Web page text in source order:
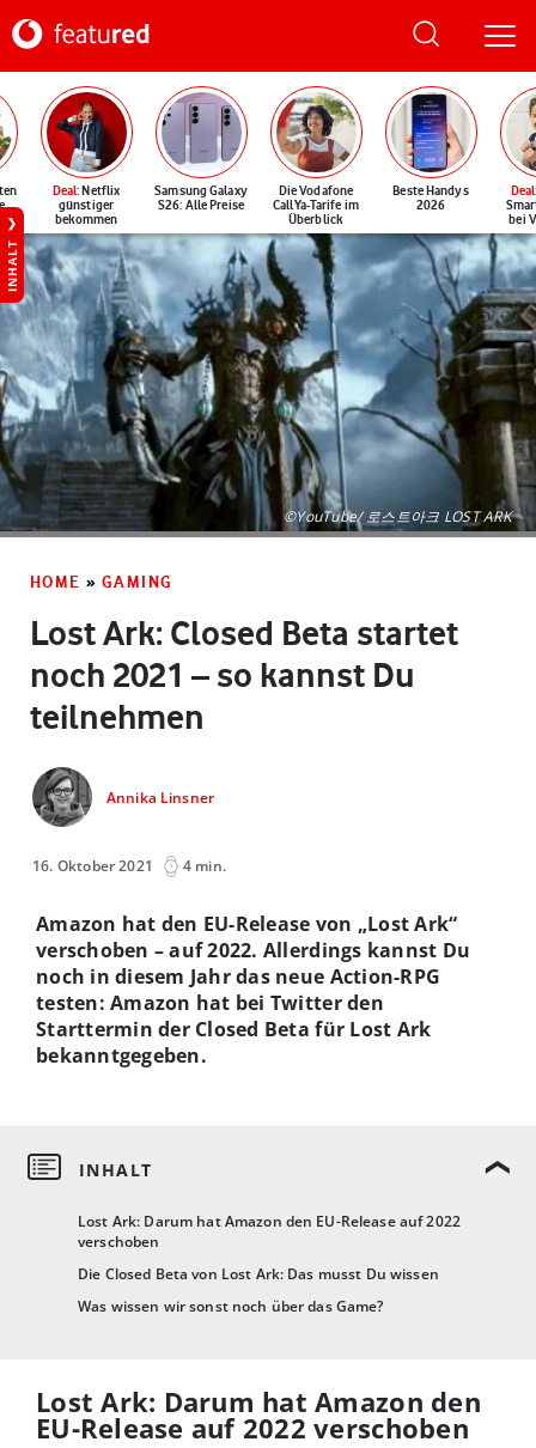
Deal: Netflix
günstiger
bekommen
Samsung Galaxy
S26: Alle Preise
Die Vodafone
CallYa-Tarife im
Überblick
Beste Handys
2026
Deal
bei
INHALT
©YouTube/ 로스트아크 LOST ARK
HOME » GAMING
Lost Ark: Closed Beta startet
noch 2021 – so kannst Du
teilnehmen
Annika Linsner
16. Oktober 2021 4 min.
Lost Ark: Darum hat Amazon den EU-Release auf 2022
verschoben
Die Closed Beta von Lost Ark: Das musst Du wissen
Was wissen wir sonst noch über das Game?
Amazon hat den EU-Release von „Lost Ark“
verschoben – auf 2022. Allerdings kannst Du
noch in diesem Jahr das neue Action-RPG
testen: Amazon hat bei Twitter den
Starttermin der Closed Beta für Lost Ark
bekanntgegeben.
Lost Ark: Darum hat Amazon den
EU-Release auf 2022 verschoben